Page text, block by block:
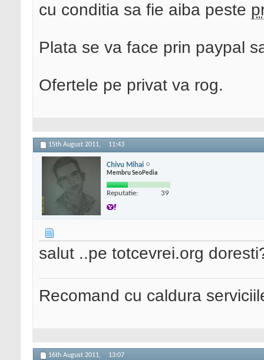
cu conditia sa fie aiba peste
Plata se va face prin paypal
Ofertele pe privat va rog.
15th August 2011, 11:43
Chivu Mihai
Membru SeoPedia
Reputatie: 39
salut ..pe totcevrei.org
Recomand cu caldura
16th August 2011, 13:07